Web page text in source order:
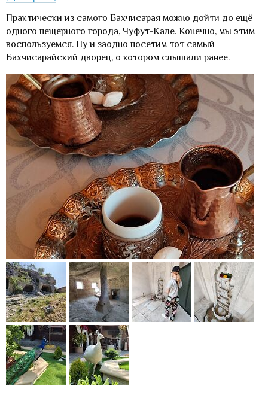
Практически из самого Бахчисарая можно дойти до ещё
одного пещерного города, Чуфут-Кале. Конечно, мы этим
воспользуемся. Ну и заодно посетим тот самый
Бахчисарайский дворец, о котором слышали ранее.